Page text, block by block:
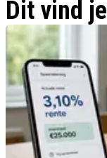
Dit vind